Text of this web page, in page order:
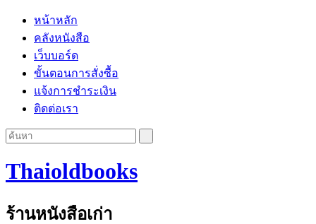
หน้าหลัก
คลังหนังสือ
เว็บบอร์ด
ขั้นตอนการสั่งซื้อ
แจ้งการชำระเงิน
ติดต่อเรา
Thaioldbooks
ร้านหนังสือเก่า